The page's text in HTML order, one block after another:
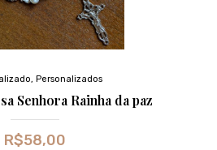
, Personalizados
Senhora Rainha da paz
R$58,00